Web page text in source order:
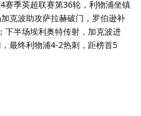
季英超联赛第36轮，利物浦坐镇
克波助攻萨拉赫破门，罗伯逊补
下半场埃利奥特传射，加克波进
最终利物浦4-2热刺，距榜首5